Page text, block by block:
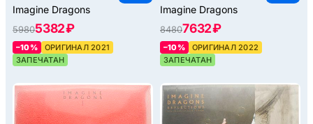
Imagine Dragons
59805382 ₽
–10%
ОРИГИНАЛ 2021
ЗАПЕЧАТАН
Imagine Dragons
84807632 ₽
–10%
ОРИГИНАЛ 2022
ЗАПЕЧАТАН